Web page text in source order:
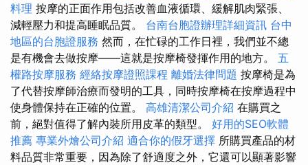
料理 按摩的正面作用包括改善血液循環、緩解肌肉緊張、
減輕壓力和提高睡眠品質。 台南台胞證辦理詳細資訊 台中
地區的台胞證服務 然而，在忙碌的工作日裡，我們並不總
是有機會去做按摩——這就是按摩椅發揮作用的地方。 五
權路按摩服務 經絡按摩證照課程 離婚法律問題 按摩椅是為
了代替按摩師治療而發明的工具，同時按摩椅在按摩過程中
使身體保持在正確的位置。 高雄清潔公司介紹 在購買之
前，絕對值得了解內裝所用皮革的類型。 好用的SEO軟體
推薦 專業外燴公司介紹 適合你的假牙選擇 所購買產品的材
料品質非常重要，因為除了舒適度之外，它還可以顯著影響